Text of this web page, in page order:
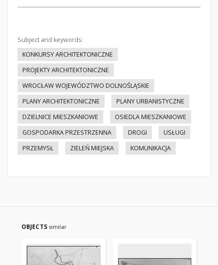
Subject and keywords:
KONKURSY ARCHITEKTONICZNE
PROJEKTY ARCHITEKTONICZNE
WROCŁAW WOJEWÓDZTWO DOLNOŚLĄSKIE
PLANY ARCHITEKTONICZNE
PLANY URBANISTYCZNE
DZIELNICE MIESZKANIOWE
OSIEDLA MIESZKANIOWE
GOSPODARKA PRZESTRZENNA
DROGI
USŁUGI
PRZEMYSŁ
ZIELEŃ MIEJSKA KOMUNIKACJA
OBJECTS similar